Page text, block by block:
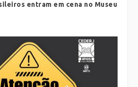
entram em cena no Museu